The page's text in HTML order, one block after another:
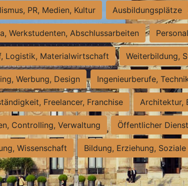
PR, Medien, Kultur Ausbildungsplätze
Werkstudenten, Abschlussarbeiten
Logistik, Materialwirtschaft Weiterbildung,
Werbung, Design Ingenieurberufe,
Freelancer, Franchise Architektur,
Controlling, Verwaltung Öffentlicher Dienst
Wissenschaft Bildung, Erziehung,